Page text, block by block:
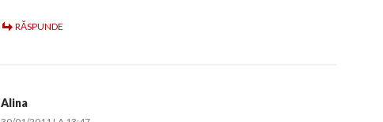
RĂSPUNDE
Alina